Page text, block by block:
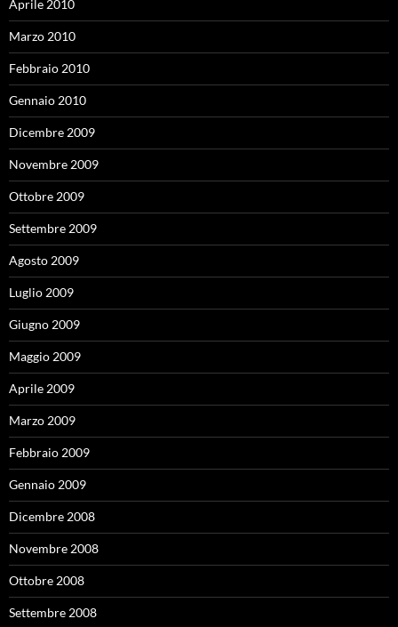
Aprile 2010
Marzo 2010
Febbraio 2010
Gennaio 2010
Dicembre 2009
Novembre 2009
Ottobre 2009
Settembre 2009
Agosto 2009
Luglio 2009
Giugno 2009
Maggio 2009
Aprile 2009
Marzo 2009
Febbraio 2009
Gennaio 2009
Dicembre 2008
Novembre 2008
Ottobre 2008
Settembre 2008